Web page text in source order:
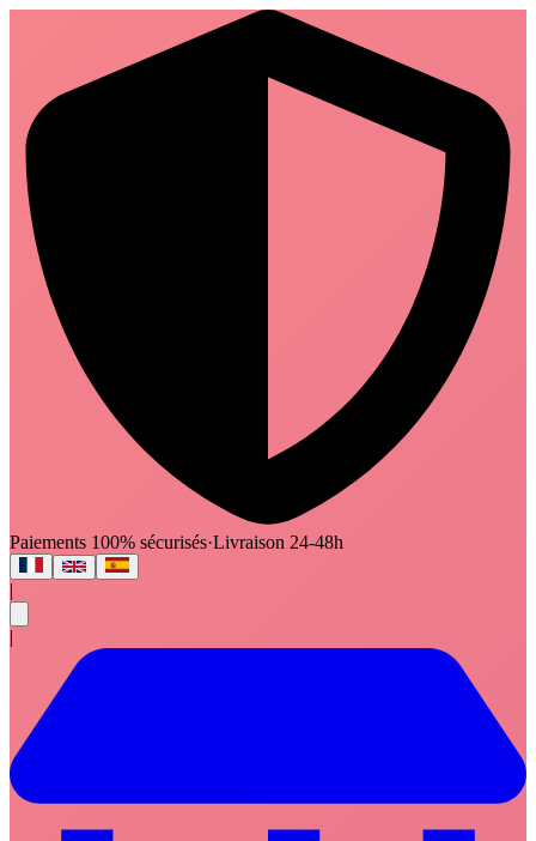
Paiements 100% sécurisés·Livraison 24-48h
|
|